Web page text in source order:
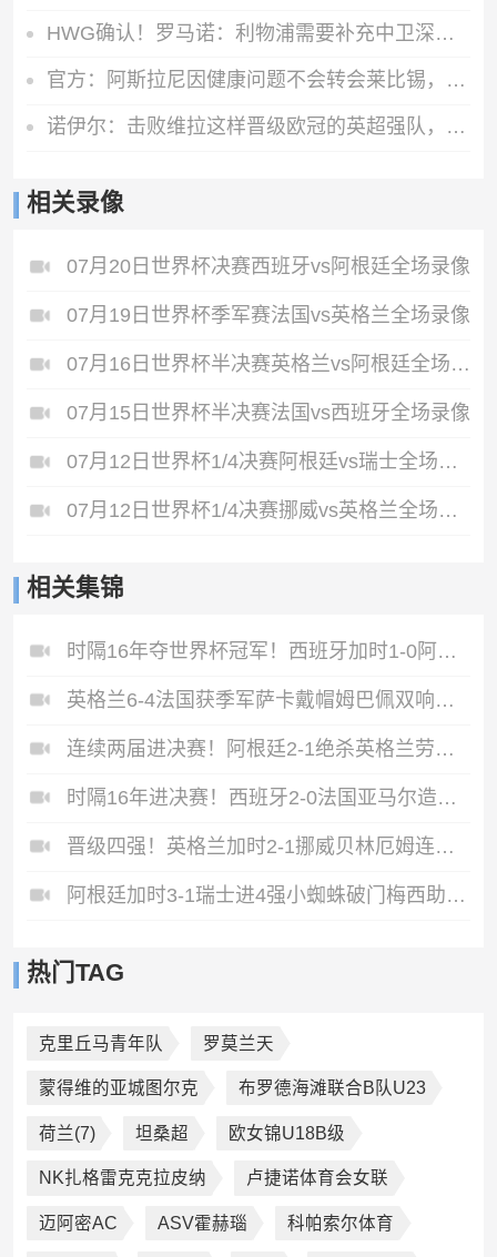
HWG确认！罗马诺：利物浦需要补充中卫深度，如今出手签下阿劳霍
官方：阿斯拉尼因健康问题不会转会莱比锡，将留在霍芬海姆
诺伊尔：击败维拉这样晋级欧冠的英超强队，很重要
相关录像
07月20日世界杯决赛西班牙vs阿根廷全场录像
07月19日世界杯季军赛法国vs英格兰全场录像
07月16日世界杯半决赛英格兰vs阿根廷全场录像
07月15日世界杯半决赛法国vs西班牙全场录像
07月12日世界杯1/4决赛阿根廷vs瑞士全场录像
07月12日世界杯1/4决赛挪威vs英格兰全场录像
相关集锦
时隔16年夺世界杯冠军！西班牙加时1-0阿根廷费兰制胜恩佐染红
英格兰6-4法国获季军萨卡戴帽姆巴佩双响创纪录奥利塞2助+失良机
连续两届进决赛！阿根廷2-1绝杀英格兰劳塔罗恩佐破门梅西两助攻
时隔16年进决赛！西班牙2-0法国亚马尔造点奥亚萨瓦尔、波罗破门
晋级四强！英格兰加时2-1挪威贝林厄姆连场双响谢尔德鲁普破门
阿根廷加时3-1瑞士进4强小蜘蛛破门梅西助攻麦卡恩博洛假摔染红
热门TAG
克里丘马青年队 罗莫兰天
蒙得维的亚城图尔克 布罗德海滩联合B队U23
荷兰(7) 坦桑超 欧女锦U18B级
NK扎格雷克克拉皮纳 卢捷诺体育会女联
迈阿密AC ASV霍赫瑙 科帕索尔体育